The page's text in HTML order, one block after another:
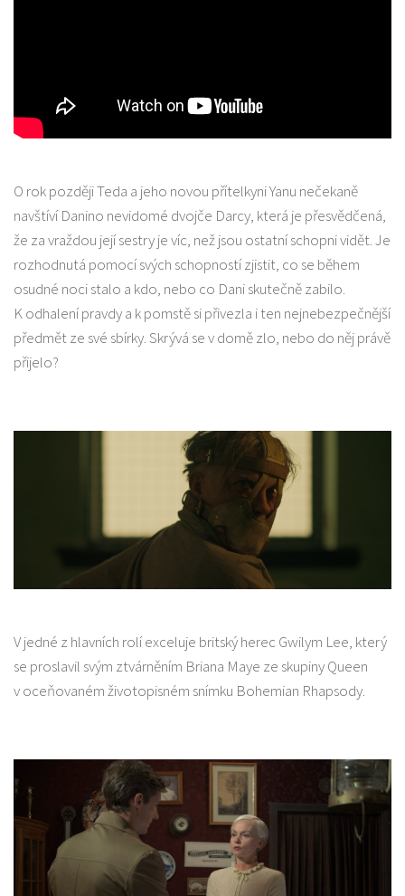
O rok později Teda a jeho novou přítelkyni Yanu nečekaně
navštíví Danino nevidomé dvojče Darcy, která je přesvědčená,
že za vraždou její sestry je víc, než jsou ostatní schopni vidět. Je
rozhodnutá pomocí svých schopností zjistit, co se během
osudné noci stalo a kdo, nebo co Dani skutečně zabilo.
K odhalení pravdy a k pomstě si přivezla i ten nejnebezpečnější
předmět ze své sbírky. Skrývá se v domě zlo, nebo do něj právě
přijelo?
V jedné z hlavních rolí exceluje britský herec Gwilym Lee, který
se proslavil svým ztvárněním Briana Maye ze skupiny Queen
v oceňovaném životopisném snímku Bohemian Rhapsody.